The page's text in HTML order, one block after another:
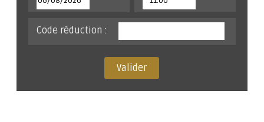
Code réduction :
Valider